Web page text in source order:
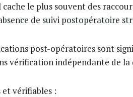
le plus souvent des
de suivi postopératoire
post-opératoires sont
vérification indépendante de la
et vérifiables :